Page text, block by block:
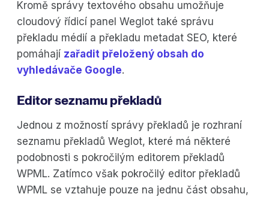
Kromě správy textového obsahu umožňuje
cloudový řídicí panel Weglot také správu
překladu médií a překladu metadat SEO, které
pomáhají zařadit přeložený obsah do
vyhledávače Google.
Editor seznamu překladů
Jednou z možností správy překladů je rozhraní
seznamu překladů Weglot, které má některé
podobnosti s pokročilým editorem překladů
WPML. Zatímco však pokročilý editor překladů
WPML se vztahuje pouze na jednu část obsahu,